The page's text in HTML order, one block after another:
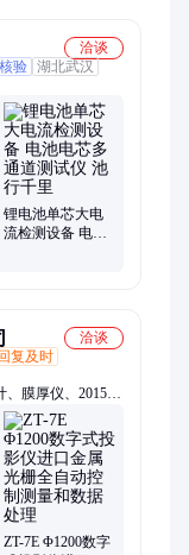
洽谈
验 湖北武汉
锂电池单芯大电
流检测设备 电池
洽谈
回复及时
膜厚仪、20155F
度计、金相显微
数显扭矩扳手、张
测量仪、Hvs-
色仪、影像测量
测量仪、2.5次
ZT-7E Φ1200数字